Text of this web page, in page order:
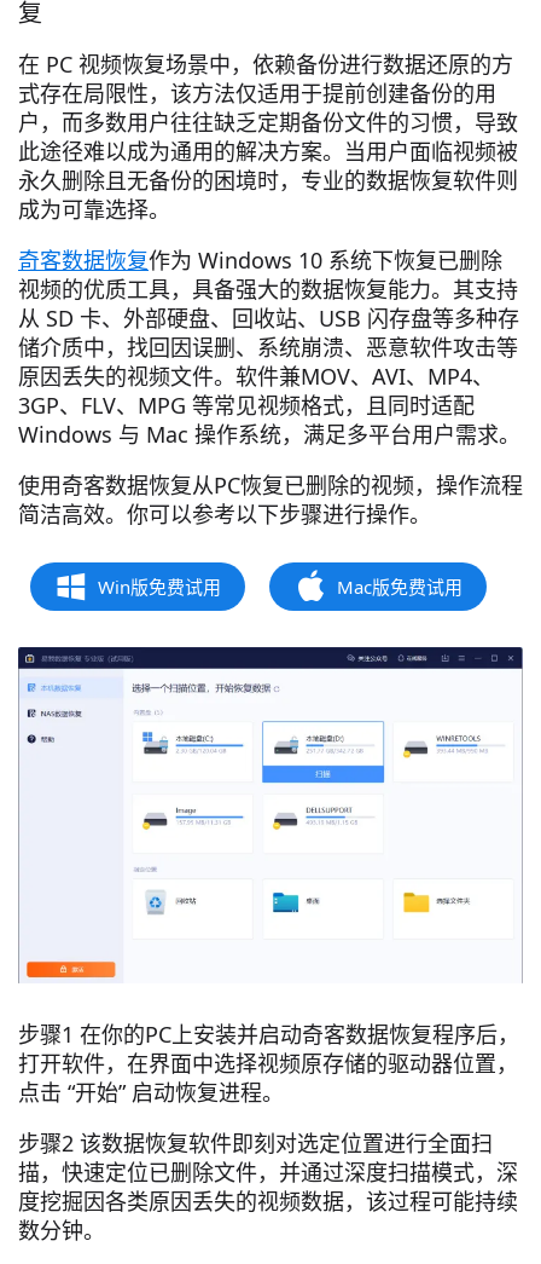
复
在 PC 视频恢复场景中，依赖备份进行数据还原的方
式存在局限性，该方法仅适用于提前创建备份的用
户，而多数用户往往缺乏定期备份文件的习惯，导致
此途径难以成为通用的解决方案。当用户面临视频被
永久删除且无备份的困境时，专业的数据恢复软件则
成为可靠选择。
奇客数据恢复作为 Windows 10 系统下恢复已删除
视频的优质工具，具备强大的数据恢复能力。其支持
从 SD 卡、外部硬盘、回收站、USB 闪存盘等多种存
储介质中，找回因误删、系统崩溃、恶意软件攻击等
原因丢失的视频文件。软件兼MOV、AVI、MP4、
3GP、FLV、MPG 等常见视频格式，且同时适配
Windows 与 Mac 操作系统，满足多平台用户需求。
使用奇客数据恢复从PC恢复已删除的视频，操作流程
简洁高效。你可以参考以下步骤进行操作。
Win版免费试用 Mac版免费试用
步骤1 在你的PC上安装并启动奇客数据恢复程序后，
打开软件，在界面中选择视频原存储的驱动器位置，
点击 “开始” 启动恢复进程。
步骤2 该数据恢复软件即刻对选定位置进行全面扫
描，快速定位已删除文件，并通过深度扫描模式，深
度挖掘因各类原因丢失的视频数据，该过程可能持续
数分钟。